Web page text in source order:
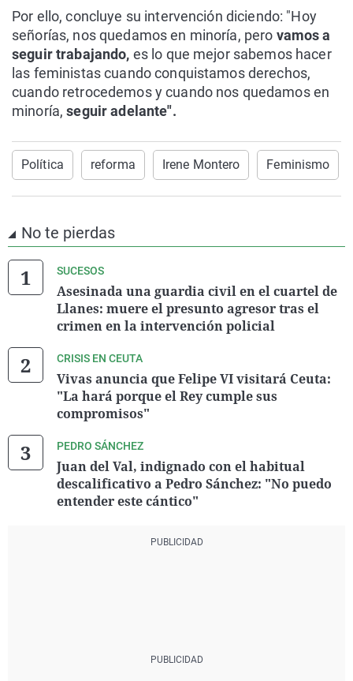
Por ello, concluye su intervención diciendo: "Hoy
señorías, nos quedamos en minoría, pero vamos a
seguir trabajando, es lo que mejor sabemos hacer
las feministas cuando conquistamos derechos,
cuando retrocedemos y cuando nos quedamos en
minoría, seguir adelante".
Política reforma Irene Montero Feminismo
No te pierdas
SUCESOS
Asesinada una guardia civil en el cuartel de
Llanes: muere el presunto agresor tras el
crimen en la intervención policial
CRISIS EN CEUTA
Vivas anuncia que Felipe VI visitará Ceuta:
"La hará porque el Rey cumple sus
compromisos"
PEDRO SÁNCHEZ
Juan del Val, indignado con el habitual
descalificativo a Pedro Sánchez: "No puedo
entender este cántico"